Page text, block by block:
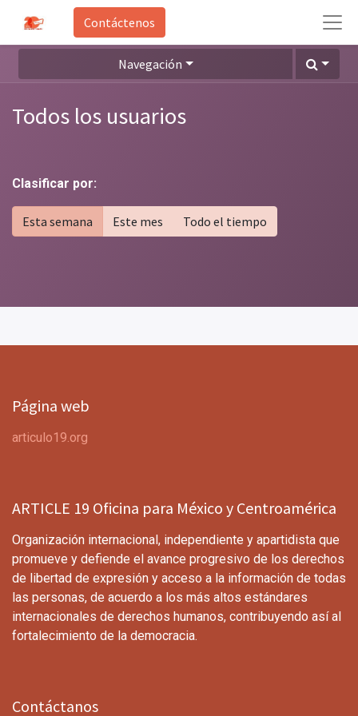
Contáctenos
Navegación
Todos los usuarios
Clasificar por:
Esta semana Este mes Todo el tiempo
Página web
articulo19.org
ARTICLE 19 Oficina para México y Centroamérica
Organización internacional, independiente y apartidista que
promueve y defiende el avance progresivo de los derechos
de libertad de expresión y acceso a la información de todas
las personas, de acuerdo a los más altos estándares
internacionales de derechos humanos, contribuyendo así al
fortalecimiento de la democracia.
Contáctanos